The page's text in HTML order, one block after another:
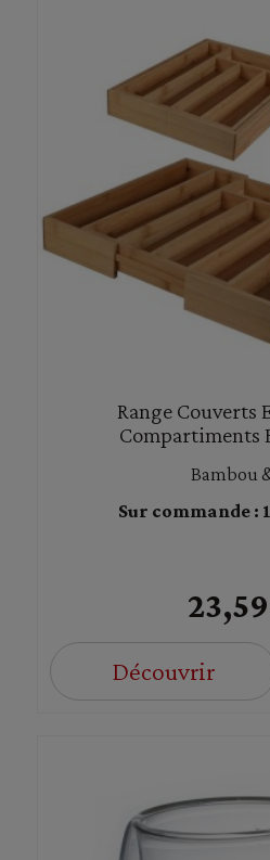
Range Couverts
Compartiments
Bambou
Sur commande :
Découvrir